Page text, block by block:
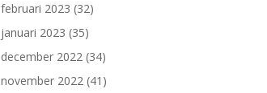
februari 2023 (32)
januari 2023 (35)
december 2022 (34)
november 2022 (41)